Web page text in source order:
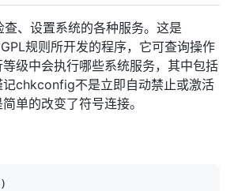
、设置系统的各种服务。这是
规则所开发的程序，它可查询操作
级中会执行哪些系统服务，其中包括
记chkconfig不是立即自动禁止或激活
单的改变了符号连接。
)